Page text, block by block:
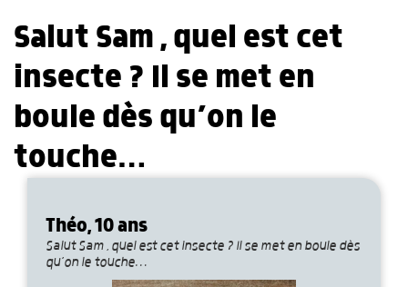
Salut Sam , quel est cet
insecte ? Il se met en
boule dès qu’on le
touche…
Théo, 10 ans
Salut Sam , quel est cet insecte ? Il se met en boule dès
qu’on le touche…